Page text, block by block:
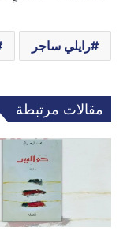
رايلي ساجر
مقالات مرتبطة